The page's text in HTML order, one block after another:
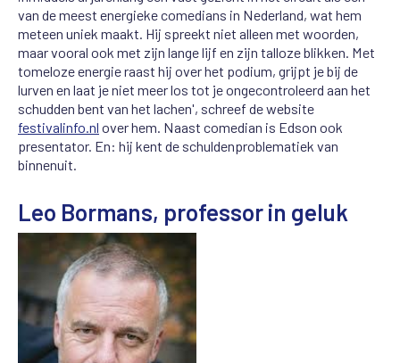
van de meest energieke comedians in Nederland, wat hem
meteen uniek maakt. Hij spreekt niet alleen met woorden,
maar vooral ook met zijn lange lijf en zijn talloze blikken. Met
tomeloze energie raast hij over het podium, grijpt je bij de
lurven en laat je niet meer los tot je ongecontroleerd aan het
schudden bent van het lachen', schreef de website
festivalinfo.nl over hem. Naast comedian is Edson ook
presentator. En: hij kent de schuldenproblematiek van
binnenuit.
Leo Bormans, professor in geluk